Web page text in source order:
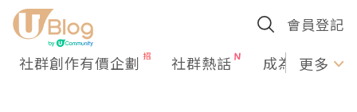
會員登記
社群創作有價企劃 社群熱話 成為U更多